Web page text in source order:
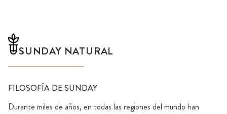
SUNDAY NATURAL
FILOSOFÍA DE SUNDAY
Durante miles de años, en todas las regiones del mundo han